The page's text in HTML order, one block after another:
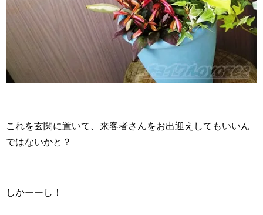
これを玄関に置いて、来客者さんをお出迎えしてもいいん
ではないかと？
しかーーし！